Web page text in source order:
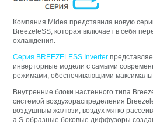
Компания Midea представила новую
BreezeleSS, которая включает в себя
охлаждения.
Серия BREEZELESS Inverter
инверторные модели с самыми
режимами, обеспечивающими
Внутренние блоки настенного типа
системой воздухораспределения
воздушным жалюзи, воздух мягко
а S-образные боковые диффузоры